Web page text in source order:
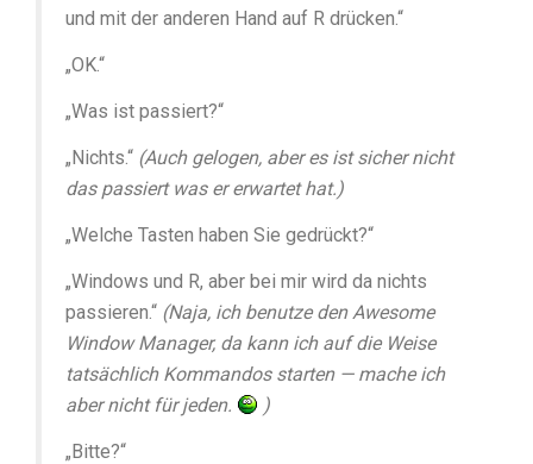
und mit der anderen Hand auf R drücken.“
„OK.“
„Was ist passiert?“
„Nichts.“ (Auch gelogen, aber es ist sicher nicht
das passiert was er erwartet hat.)
„Welche Tasten haben Sie gedrückt?“
„Windows und R, aber bei mir wird da nichts
passieren.“ (Naja, ich benutze den Awesome
Window Manager, da kann ich auf die Weise
tatsächlich Kommandos starten — mache ich
aber nicht für jeden.
)
„Bitte?“